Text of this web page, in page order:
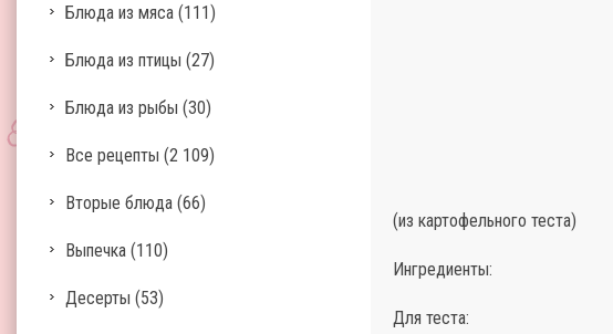
Блюда из мяса (111)
Блюда из птицы (27)
Блюда из рыбы (30)
Все рецепты (2 109)
Вторые блюда (66)
Выпечка (110)
Десерты (53)
(из картофельного теста)
Ингредиенты:
Для теста: